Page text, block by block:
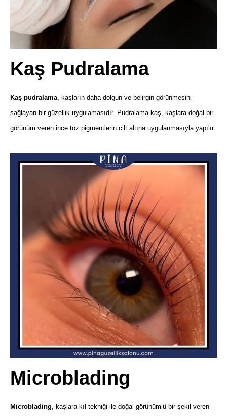
Kaş Pudralama
Kaş pudralama, kaşların daha dolgun ve belirgin görünmesini
sağlayan bir güzellik uygulamasıdır. Pudralama kaş, kaşlara doğal bir
görünüm veren ince toz pigmentlerin cilt altına uygulanmasıyla yapılır.
Microblading
Microblading, kaşlara kıl tekniği ile doğal görünümlü bir şekil veren